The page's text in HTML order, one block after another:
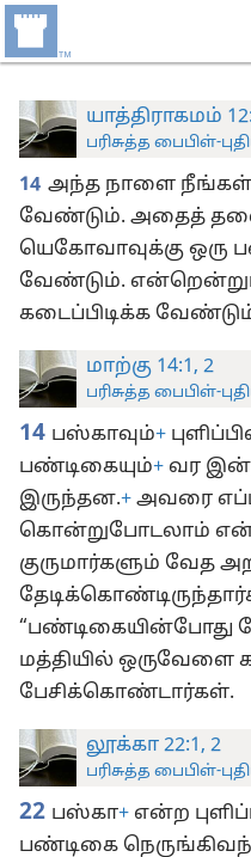
யாத்திராகமம்
பரிசுத்த பைபிள்-
14 அந்த நாளை
வேண்டும். அதைத்
யெகோவாவுக்கு
வேண்டும்.
கடைப்பிடிக்க
மாற்கு 14:1, 2
பரிசுத்த பைபிள்-
14 பஸ்காவும்+
பண்டிகையும்+ வர
இருந்தன.+ அவரை
கொன்றுபோடலாம்
குருமார்களும் வேத
“பண்டிகையின்போது
மத்தியில் ஒருவேளை
பேசிக்கொண்டார்கள்.
லூக்கா 22:1, 2
பரிசுத்த பைபிள்-
22 பஸ்கா+ என்ற
பண்டிகை